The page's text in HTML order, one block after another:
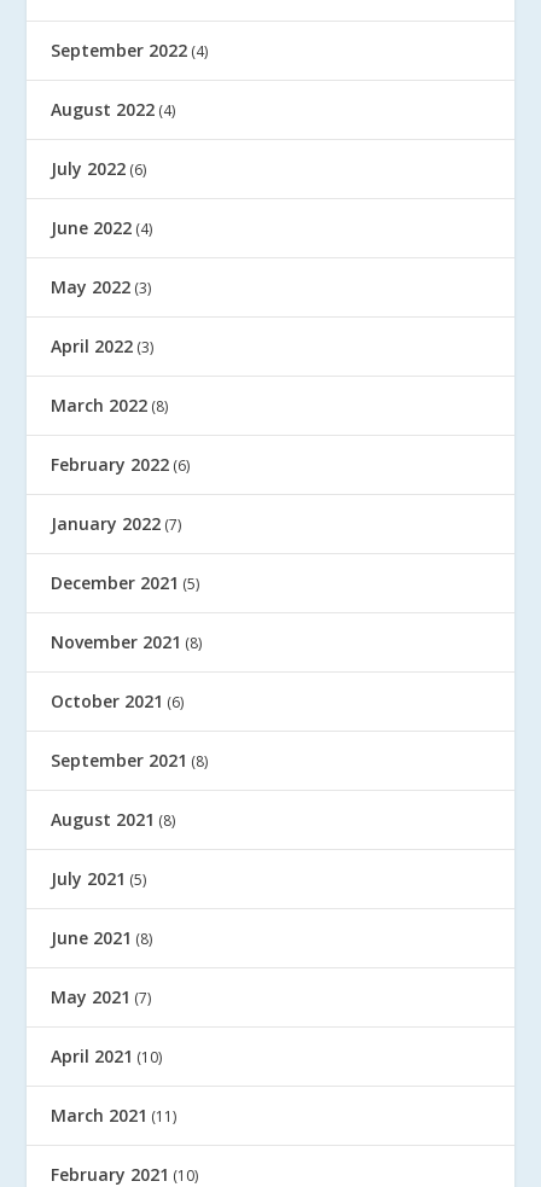
September 2022 (4)
August 2022 (4)
July 2022 (6)
June 2022 (4)
May 2022 (3)
April 2022 (3)
March 2022 (8)
February 2022 (6)
January 2022 (7)
December 2021 (5)
November 2021 (8)
October 2021 (6)
September 2021 (8)
August 2021 (8)
July 2021 (5)
June 2021 (8)
May 2021 (7)
April 2021 (10)
March 2021 (11)
February 2021 (10)